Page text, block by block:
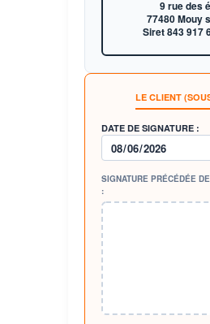
9 rue des
77480 Mouy
Siret 843 917
LE CLIENT
DATE DE SIGNATURE :
SIGNATURE PRÉCÉDÉE
: